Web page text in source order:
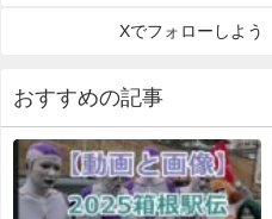
Xでフォローしよう
おすすめの記事